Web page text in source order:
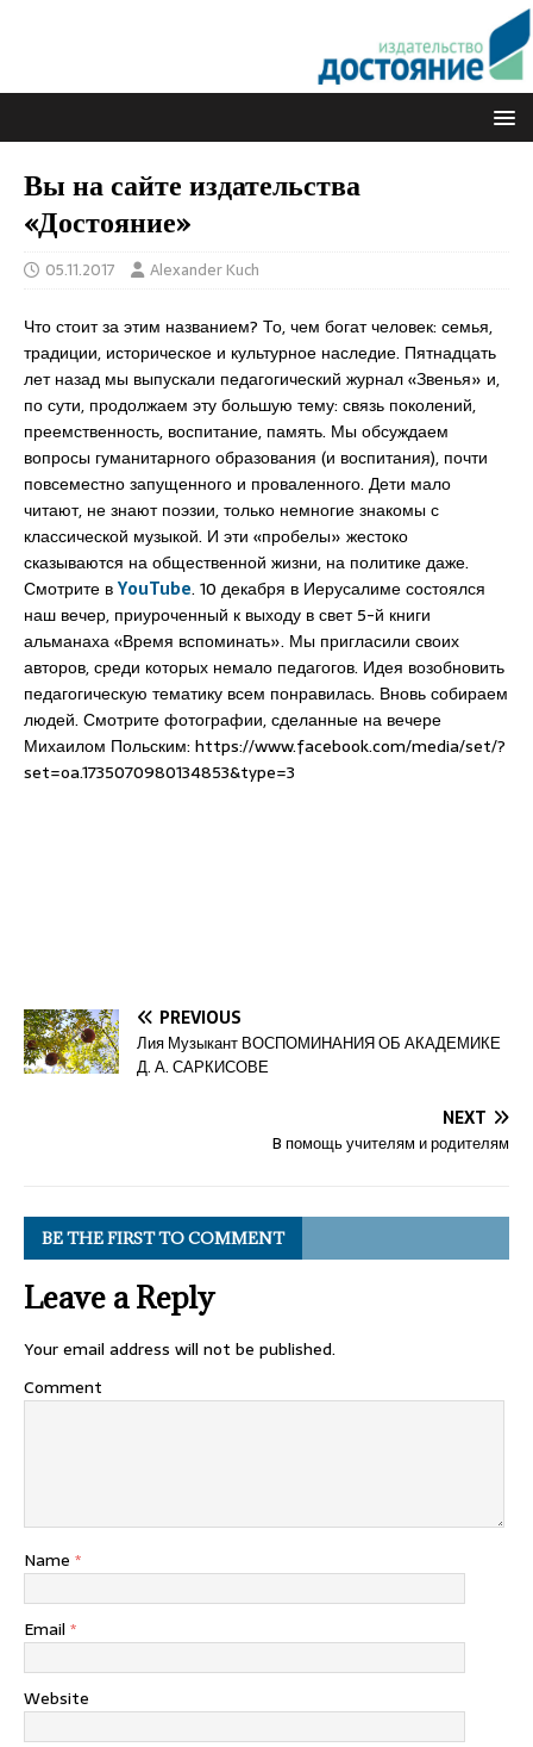
Вы на сайте издательства
«Достояние»
05.11.2017 Alexander Kuch
Что стоит за этим названием? То, чем богат человек: семья,
традиции, историческое и культурное наследие. Пятнадцать
лет назад мы выпускали педагогический журнал «Звенья» и,
по сути, продолжаем эту большую тему: связь поколений,
преемственность, воспитание, память. Мы обсуждаем
вопросы гуманитарного образования (и воспитания), почти
повсеместно запущенного и проваленного. Дети мало
читают, не знают поэзии, только немногие знакомы с
классической музыкой. И эти «пробелы» жестоко
сказываются на общественной жизни, на политике даже.
Смотрите вYouTube. 10 декабря в Иерусалиме состоялся
наш вечер, приуроченный к выходу в свет 5-й книги
альманаха «Время вспоминать». Мы пригласили своих
авторов, среди которых немало педагогов. Идея возобновить
педагогическую тематику всем понравилась. Вновь собираем
людей. Смотрите фотографии, сделанные на вечере
Михаилом Польским: https://www.facebook.com/media/set/?
set=oa.1735070980134853&type=3
PREVIOUS
Лия Музыкант ВОСПОМИНАНИЯ ОБ АКАДЕМИКЕ
Д. А. САРКИСОВЕ
NEXT
B помощь учителям и родителям
BE THE FIRST TO COMMENT
Leave a Reply
Your email address will not be published.
Comment
Name *
Email *
Website